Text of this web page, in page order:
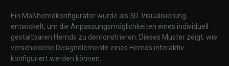
Ein Maßhemdkonfigurator wurde als 3D-Visualisierung
entwickelt, um die Anpassungsmöglichkeiten eines individuell
gestaltbaren Hemds zu demonstrieren. Dieses Muster zeigt, wie
verschiedene Designelemente eines Hemds interaktiv
konfiguriert werden können.